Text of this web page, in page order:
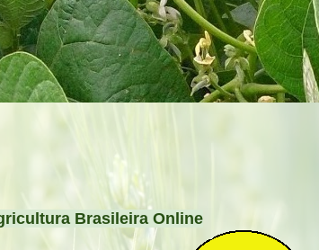
Brasileira Online